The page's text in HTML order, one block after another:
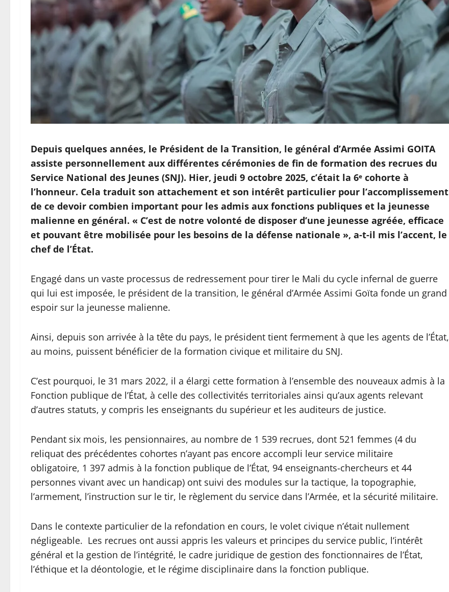
Depuis quelques années, le Président de la Transition, le général d’Armée Assimi GOITA
assiste personnellement aux différentes cérémonies de fin de formation des recrues du
Service National des Jeunes (SNJ). Hier, jeudi 9 octobre 2025, c’était la 6ᵉ cohorte à
l’honneur. Cela traduit son attachement et son intérêt particulier pour l’accomplissement
de ce devoir combien important pour les admis aux fonctions publiques et la jeunesse
malienne en général. « C’est de notre volonté de disposer d’une jeunesse agréée, efficace
et pouvant être mobilisée pour les besoins de la défense nationale », a-t-il mis l’accent, le
chef de l’État.
Engagé dans un vaste processus de redressement pour tirer le Mali du cycle infernal de guerre
qui lui est imposée, le président de la transition, le général d’Armée Assimi Goïta fonde un grand
espoir sur la jeunesse malienne.
Ainsi, depuis son arrivée à la tête du pays, le président tient fermement à que les agents de l’État,
au moins, puissent bénéficier de la formation civique et militaire du SNJ.
C’est pourquoi, le 31 mars 2022, il a élargi cette formation à l’ensemble des nouveaux admis à la
Fonction publique de l’État, à celle des collectivités territoriales ainsi qu’aux agents relevant
d’autres statuts, y compris les enseignants du supérieur et les auditeurs de justice.
Pendant six mois, les pensionnaires, au nombre de 1 539 recrues, dont 521 femmes (4 du
reliquat des précédentes cohortes n’ayant pas encore accompli leur service militaire
obligatoire, 1 397 admis à la fonction publique de l’État, 94 enseignants-chercheurs et 44
personnes vivant avec un handicap) ont suivi des modules sur la tactique, la topographie,
l’armement, l’instruction sur le tir, le règlement du service dans l’Armée, et la sécurité militaire.
Dans le contexte particulier de la refondation en cours, le volet civique n’était nullement
négligeable. Les recrues ont aussi appris les valeurs et principes du service public, l’intérêt
général et la gestion de l’intégrité, le cadre juridique de gestion des fonctionnaires de l’État,
l’éthique et la déontologie, et le régime disciplinaire dans la fonction publique.